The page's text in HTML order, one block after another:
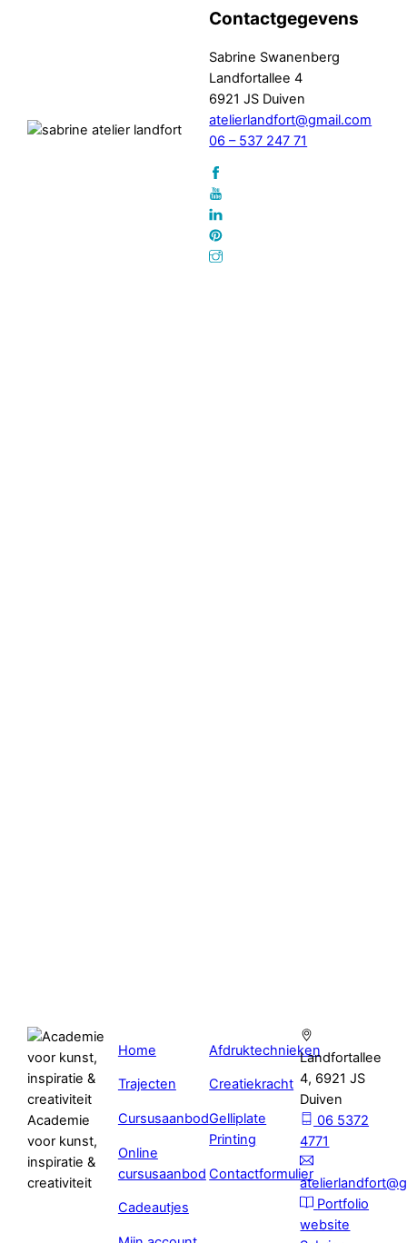
Contactgegevens
Sabrine Swanenberg
Landfortallee 4
6921 JS Duiven
atelierlandfort@gmail.com
06 – 537 247 71
Academie
voor kunst,
inspiratie &
creativiteit
Home
Trajecten
Cursusaanbod
Online
cursusaanbod
Cadeautjes
Afdruktechnieken
Creatiekracht
Gelliplate
Printing
Contactformulier
Landfortallee
4, 6921 JS
Duiven
06 5372
4771
Portfolio
website